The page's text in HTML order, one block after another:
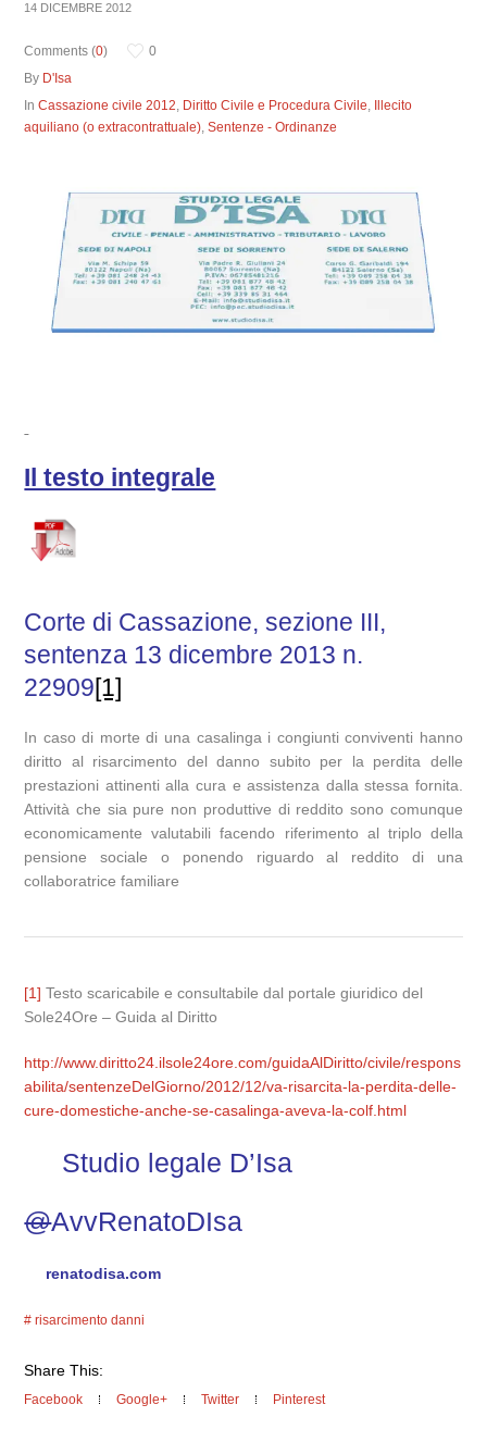
14 DICEMBRE 2012
Comments (0)
0
By D'Isa
InCassazione civile 2012, Diritto Civile e Procedura Civile,
Illecito
aquiliano (o extracontrattuale),Sentenze - Ordinanze
Il testo integrale
Corte di Cassazione, sezione III,
sentenza 13 dicembre 2013 n.
22909[1]
In caso di morte di una casalinga i congiunti conviventi hanno
diritto al risarcimento del danno subito per la perdita delle
prestazioni attinenti alla cura e assistenza dalla stessa fornita.
Attività che sia pure non produttive di reddito sono comunque
economicamente valutabili facendo riferimento al triplo della
pensione sociale o ponendo riguardo al reddito di una
collaboratrice familiare
[1] Testo scaricabile e consultabile dal portale giuridico del
Sole24Ore – Guida al Diritto
http://www.diritto24.ilsole24ore.com/guidaAlDiritto/civile/respons
abilita/sentenzeDelGiorno/2012/12/va-risarcita-la-perdita-delle-
cure-domestiche-anche-se-casalinga-aveva-la-colf.html
Studio legale D’Isa
@AvvRenatoDIsa
renatodisa.com
risarcimento danni
Share This:
Facebook Google+ Twitter Pinterest